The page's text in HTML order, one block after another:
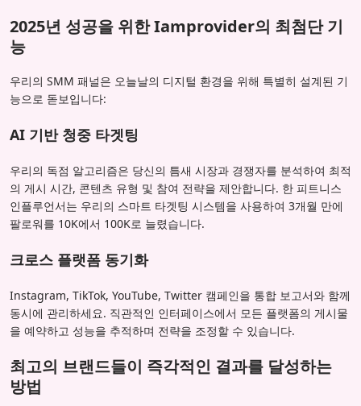
2025년 성공을 위한 Iamprovider의 최첨단 기
능
우리의 SMM 패널은 오늘날의 디지털 환경을 위해 특별히 설계된 기
능으로 돋보입니다:
AI 기반 청중 타겟팅
우리의 독점 알고리즘은 당신의 틈새 시장과 경쟁자를 분석하여 최적
의 게시 시간, 콘텐츠 유형 및 참여 전략을 제안합니다. 한 피트니스
인플루언서는 우리의 스마트 타겟팅 시스템을 사용하여 3개월 만에
팔로워를 10K에서 100K로 늘렸습니다.
크로스 플랫폼 동기화
Instagram, TikTok, YouTube, Twitter 캠페인을 통합 보고서와 함께
동시에 관리하세요. 직관적인 인터페이스에서 모든 플랫폼의 게시물
을 예약하고 성능을 추적하며 전략을 조정할 수 있습니다.
최고의 브랜드들이 즉각적인 결과를 달성하는
방법